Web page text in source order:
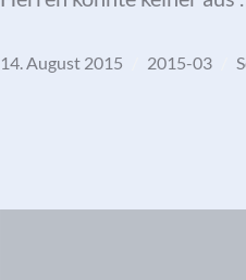
14. August 2015 2015-03